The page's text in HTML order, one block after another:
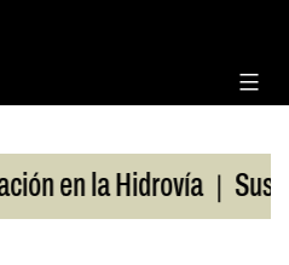
en la Hidrovía |